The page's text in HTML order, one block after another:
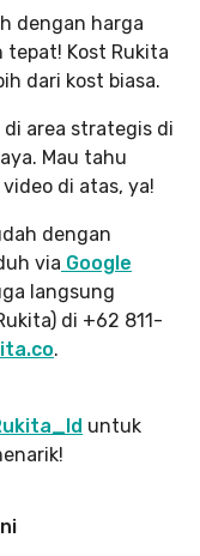
dengan harga
tepat! Kost Rukita
dari kost biasa.
di area strategis di
Mau tahu
di atas, ya!
dengan
via Google
langsung
di +62 811-
.
untuk